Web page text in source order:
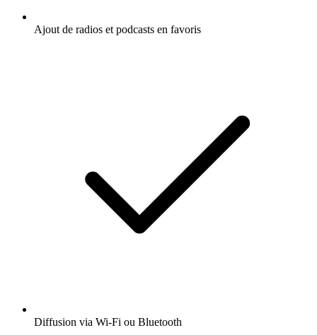
Ajout de radios et podcasts en favoris
Diffusion via Wi-Fi ou Bluetooth